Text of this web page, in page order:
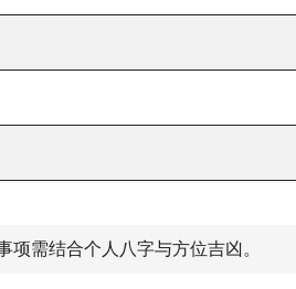
项需结合个人八字与方位吉凶。